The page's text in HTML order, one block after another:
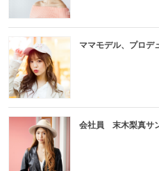
ママモデル、プロ
会社員 末木梨真サ